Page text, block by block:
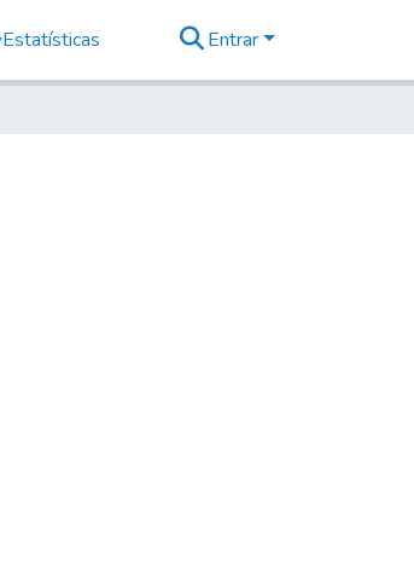
Estatísticas Entrar